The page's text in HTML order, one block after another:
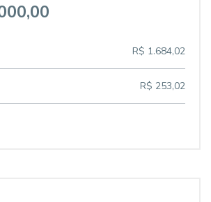
R$ 1.684,02
R$ 253,02